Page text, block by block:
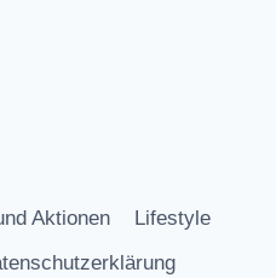
Aktionen
Lifestyle